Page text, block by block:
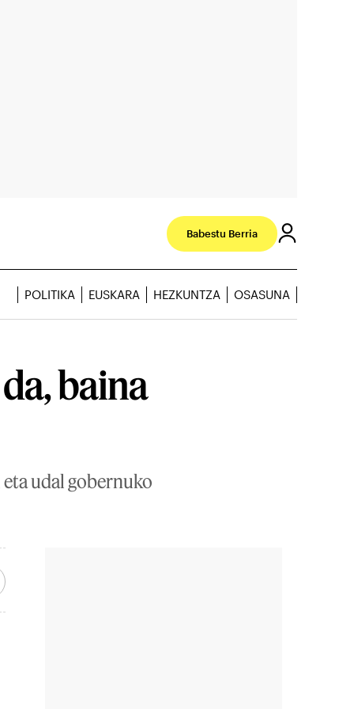
Babestu Berria
POLITIKA EUSKARA HEZKUNTZA OSASUNA
baina
udal gobernuko